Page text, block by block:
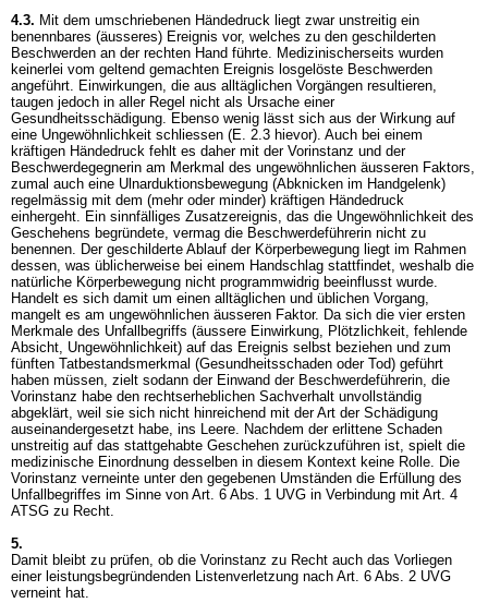
4.3. Mit dem umschriebenen Händedruck liegt zwar unstreitig ein
benennbares (äusseres) Ereignis vor, welches zu den geschilderten
Beschwerden an der rechten Hand führte. Medizinischerseits wurden
keinerlei vom geltend gemachten Ereignis losgelöste Beschwerden
angeführt. Einwirkungen, die aus alltäglichen Vorgängen resultieren,
taugen jedoch in aller Regel nicht als Ursache einer
Gesundheitsschädigung. Ebenso wenig lässt sich aus der Wirkung auf
eine Ungewöhnlichkeit schliessen (E. 2.3 hievor). Auch bei einem
kräftigen Händedruck fehlt es daher mit der Vorinstanz und der
Beschwerdegegnerin am Merkmal des ungewöhnlichen äusseren Faktors,
zumal auch eine Ulnarduktionsbewegung (Abknicken im Handgelenk)
regelmässig mit dem (mehr oder minder) kräftigen Händedruck
einhergeht. Ein sinnfälliges Zusatzereignis, das die Ungewöhnlichkeit des
Geschehens begründete, vermag die Beschwerdeführerin nicht zu
benennen. Der geschilderte Ablauf der Körperbewegung liegt im Rahmen
dessen, was üblicherweise bei einem Handschlag stattfindet, weshalb die
natürliche Körperbewegung nicht programmwidrig beeinflusst wurde.
Handelt es sich damit um einen alltäglichen und üblichen Vorgang,
mangelt es am ungewöhnlichen äusseren Faktor. Da sich die vier ersten
Merkmale des Unfallbegriffs (äussere Einwirkung, Plötzlichkeit, fehlende
Absicht, Ungewöhnlichkeit) auf das Ereignis selbst beziehen und zum
fünften Tatbestandsmerkmal (Gesundheitsschaden oder Tod) geführt
haben müssen, zielt sodann der Einwand der Beschwerdeführerin, die
Vorinstanz habe den rechtserheblichen Sachverhalt unvollständig
abgeklärt, weil sie sich nicht hinreichend mit der Art der Schädigung
auseinandergesetzt habe, ins Leere. Nachdem der erlittene Schaden
unstreitig auf das stattgehabte Geschehen zurückzuführen ist, spielt die
medizinische Einordnung desselben in diesem Kontext keine Rolle. Die
Vorinstanz verneinte unter den gegebenen Umständen die Erfüllung des
Unfallbegriffes im Sinne von Art. 6 Abs. 1 UVG in Verbindung mit Art. 4
ATSG zu Recht.
5.
Damit bleibt zu prüfen, ob die Vorinstanz zu Recht auch das Vorliegen
einer leistungsbegründenden Listenverletzung nach Art. 6 Abs. 2 UVG
verneint hat.